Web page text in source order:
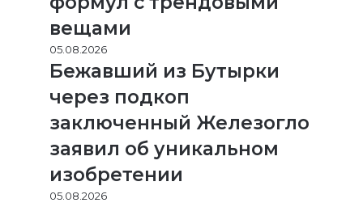
вещами
05.08.2026
Бежавший из Бутырки
через подкоп
заключенный Железогло
заявил об уникальном
изобретении
05.08.2026